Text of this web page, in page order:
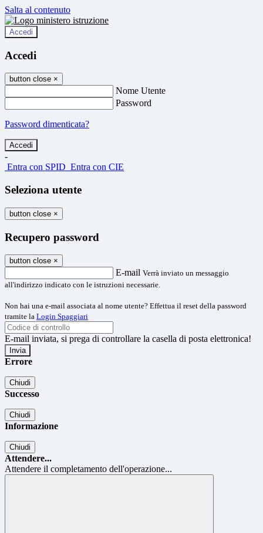
Salta al contenuto
Accedi
Accedi
button close ×
Nome Utente
Password
Password dimenticata?
-
Entra con SPID Entra con CIE
Seleziona utente
button close ×
Recupero password
button close ×
E-mail Verrà inviato un messaggio
all'indirizzo indicato con le istruzioni necessarie.
Non hai una e-mail associata al nome utente? Effettua il reset della password
tramite la Login Spaggiari
E-mail inviata, si prega di controllare la casella di posta elettronica!
Errore
Chiudi
Successo
Chiudi
Informazione
Chiudi
Attendere...
Attendere il completamento dell'operazione...